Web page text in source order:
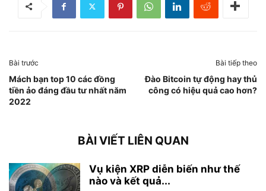
Bài trước
Mách bạn top 10 các đồng
tiền ảo đáng đầu tư nhất năm
2022
Bài tiếp theo
Đào Bitcoin tự động hay thủ
công có hiệu quả cao hơn?
BÀI VIẾT LIÊN QUAN
Vụ kiện XRP diễn biến như thế
nào và kết quả...